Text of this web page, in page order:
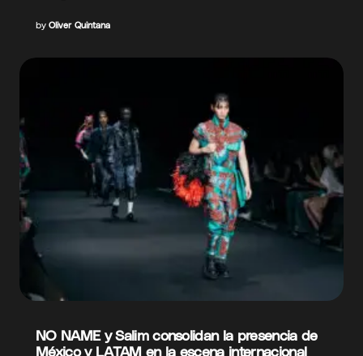
by Oliver Quintana
NO NAME y Salim consolidan la presencia de
México y LATAM en la escena internacional